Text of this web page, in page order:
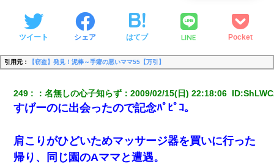
ツイート シェア はてブ LINE Pocket
引用元： 【窃盗】発見！泥棒～手癖の悪いママ55【万引】
249 ：名無しの心子知らず ：2009/02/15(日) 22:18:06 ID:
すげーのに出会ったので記念ﾊﾟﾋﾟｺ。
肩こりがひどいためマッサージ器を買いに行った
帰り、同じ園のAママと遭遇。